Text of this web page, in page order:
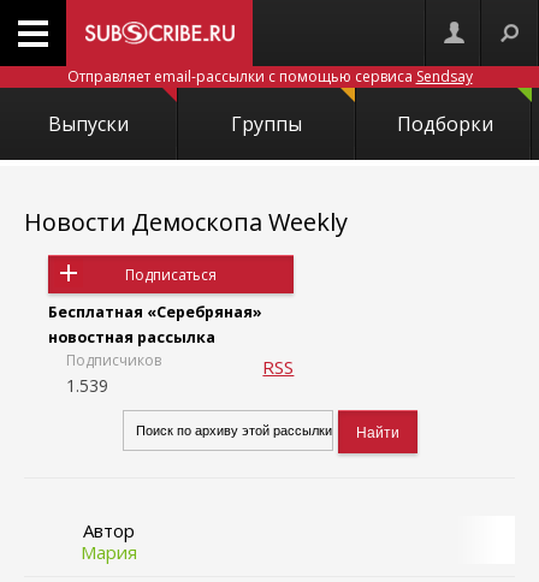
Отправляет email-рассылки с помощью сервиса Sendsay
Выпуски Группы Подборки
Новости Демоскопа Weekly
Подписаться
Бесплатная «Серебряная»
новостная рассылка
Подписчиков
1.539
RSS
Автор
Мария